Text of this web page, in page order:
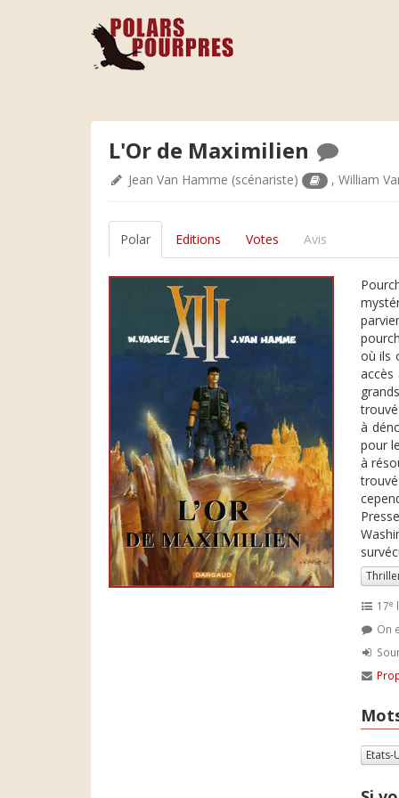
L'Or de Maximilien
Jean Van Hamme (scénariste) ,William
Polar Editions Votes Avis
où ils
accès
à
pour
à
17e
On
Etats-